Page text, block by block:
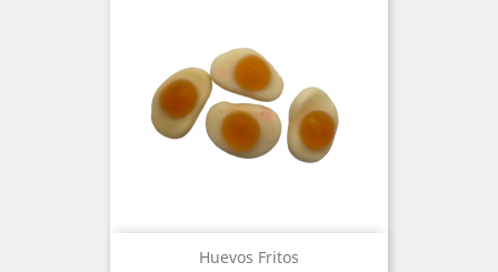
Huevos Fritos